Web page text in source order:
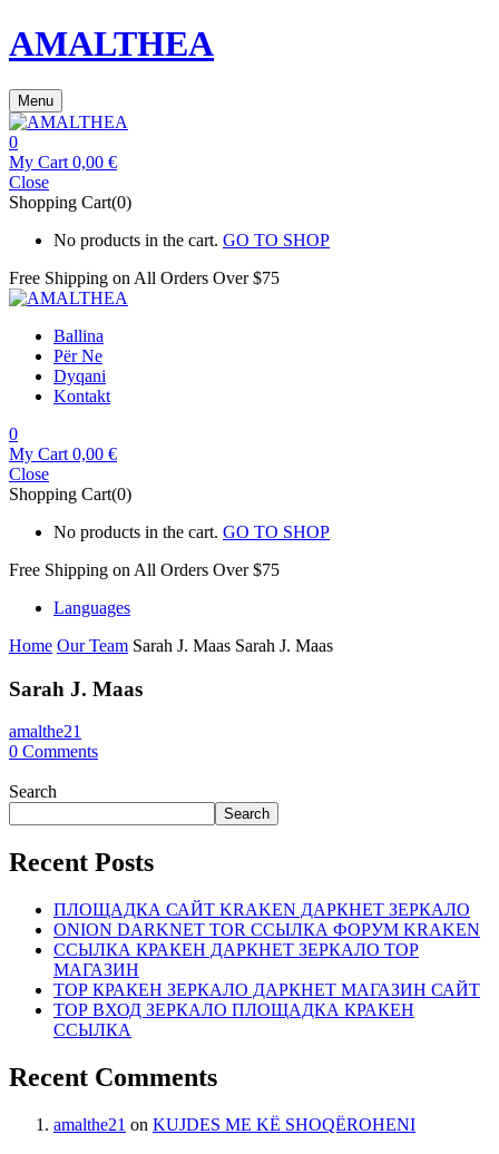
AMALTHEA
Menu
0
My Cart 0,00 €
Close
Shopping Cart(0)
No products in the cart. GO TO SHOP
Free Shipping on All Orders Over $75
Ballina
Për Ne
Dyqani
Kontakt
0
My Cart 0,00 €
Close
Shopping Cart(0)
No products in the cart. GO TO SHOP
Free Shipping on All Orders Over $75
Languages
Home Our Team Sarah J. Maas Sarah J. Maas
Sarah J. Maas
amalthe21
0 Comments
Search
Search
Recent Posts
ПЛОЩАДКА САЙТ KRAKEN ДАРКНЕТ ЗЕРКАЛО
ONION DARKNET TOR ССЫЛКА ФОРУМ KRAKEN
ССЫЛКА КРАКЕН ДАРКНЕТ ЗЕРКАЛО ТОР
МАГАЗИН
ТОР КРАКЕН ЗЕРКАЛО ДАРКНЕТ МАГАЗИН САЙТ
ТОР ВХОД ЗЕРКАЛО ПЛОЩАДКА КРАКЕН
ССЫЛКА
Recent Comments
amalthe21 on KUJDES ME KË SHOQËROHENI